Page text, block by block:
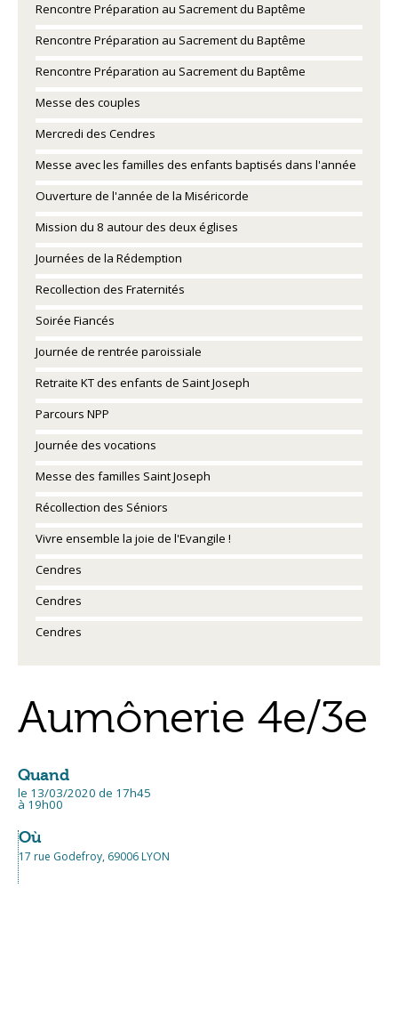
Rencontre Préparation au Sacrement du Baptême
Rencontre Préparation au Sacrement du Baptême
Rencontre Préparation au Sacrement du Baptême
Messe des couples
Mercredi des Cendres
Messe avec les familles des enfants baptisés dans l'année
Ouverture de l'année de la Miséricorde
Mission du 8 autour des deux églises
Journées de la Rédemption
Recollection des Fraternités
Soirée Fiancés
Journée de rentrée paroissiale
Retraite KT des enfants de Saint Joseph
Parcours NPP
Journée des vocations
Messe des familles Saint Joseph
Récollection des Séniors
Vivre ensemble la joie de l'Evangile !
Cendres
Cendres
Cendres
Aumônerie 4e/3e
Quand
le 13/03/2020 de 17h45
à 19h00
Où
17 rue Godefroy, 69006 LYON